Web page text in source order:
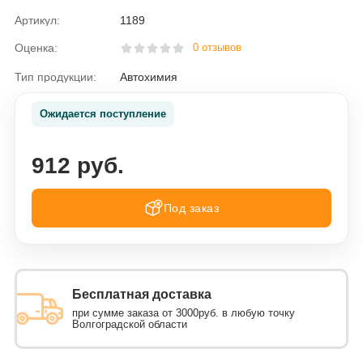
Артикул: 1189
Оценка: 0 отзывов
Тип продукции: Автохимия
Ожидается поступление
912 руб.
Под заказ
Бесплатная доставка
при сумме заказа от 3000руб. в любую точку
Волгоградской области